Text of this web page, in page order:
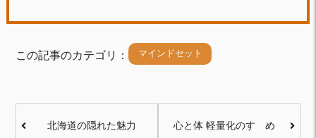
この記事のカテゴリ： マインドセット
北海道の隠れた魅力 心と体 軽量化のすゝめ